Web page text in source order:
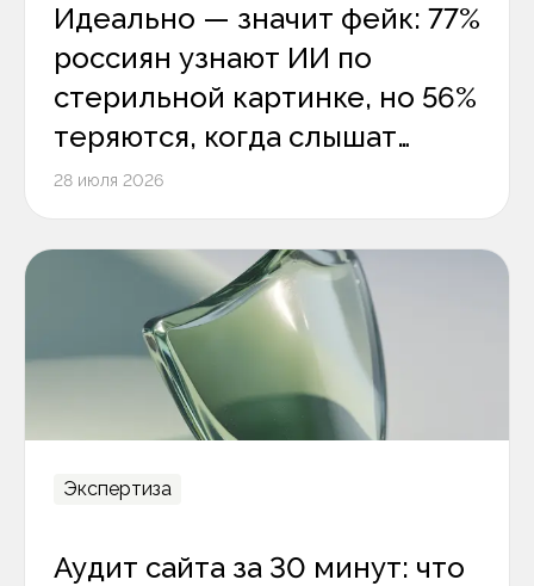
Идеально — значит фейк: 77%
россиян узнают ИИ по
стерильной картинке, но 56%
теряются, когда слышат
цифровой голос
28 июля 2026
Экспертиза
Аудит сайта за 30 минут: что